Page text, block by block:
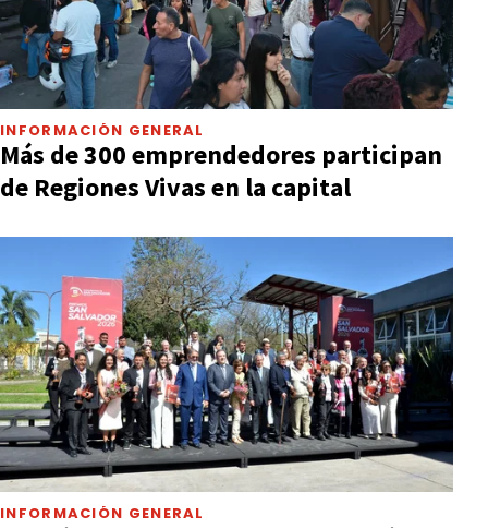
INFORMACIÓN GENERAL
Más de 300 emprendedores participan
de Regiones Vivas en la capital
INFORMACIÓN GENERAL